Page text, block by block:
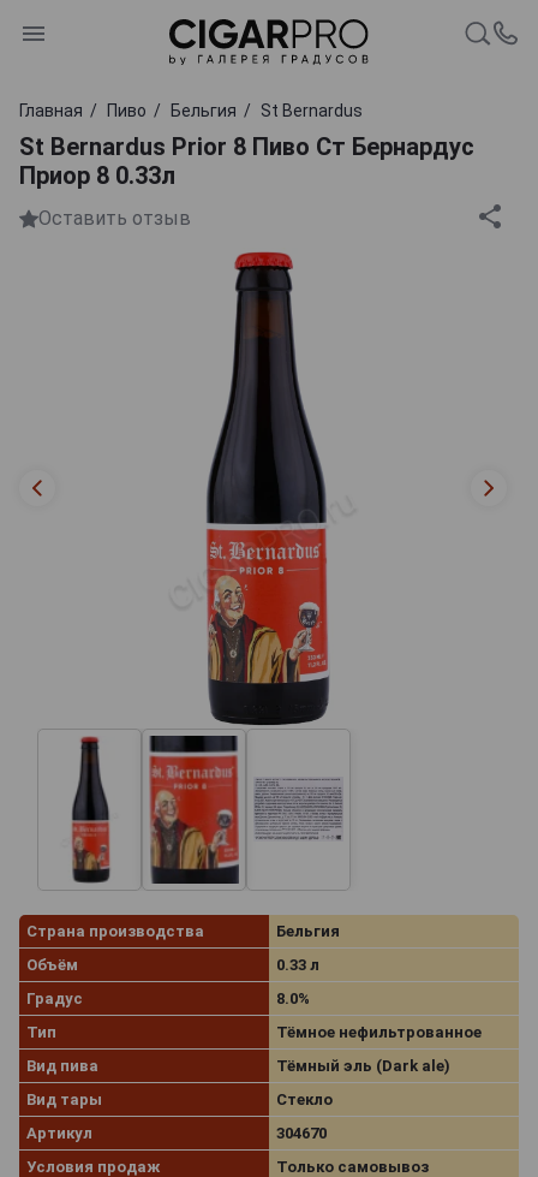
Главная Пиво Бельгия St Bernardus
St Bernardus Prior 8 Пиво Ст Бернардус
Приор 8 0.33л
Оставить отзыв
Страна производства
Бельгия
Объём
0.33 л
Градус
8.0%
Тип
Тёмное нефильтрованное
Вид пива
Тёмный эль (Dark ale)
Вид тары
Стекло
Артикул
304670
Условия продаж
Только самовывоз